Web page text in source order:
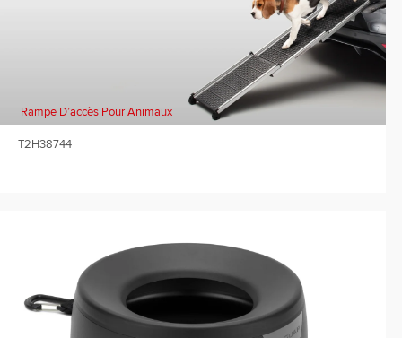
Rampe D’accès Pour Animaux
T2H38744